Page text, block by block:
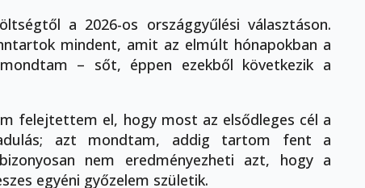
a 2026-os országgyűlési választáson.
mindent, amit az elmúlt hónapokban a
– sőt, éppen ezekből következik a
felejtettem el, hogy most az elsődleges cél a
azt mondtam, addig tartom fent a
nem eredményezheti azt, hogy a
egyéni győzelem születik.